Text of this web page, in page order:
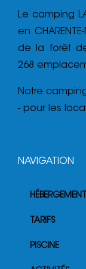
Le camping
en
de la forêt
268
Notre
- pour les
NAVIGATION
TARIFS
PISCINE